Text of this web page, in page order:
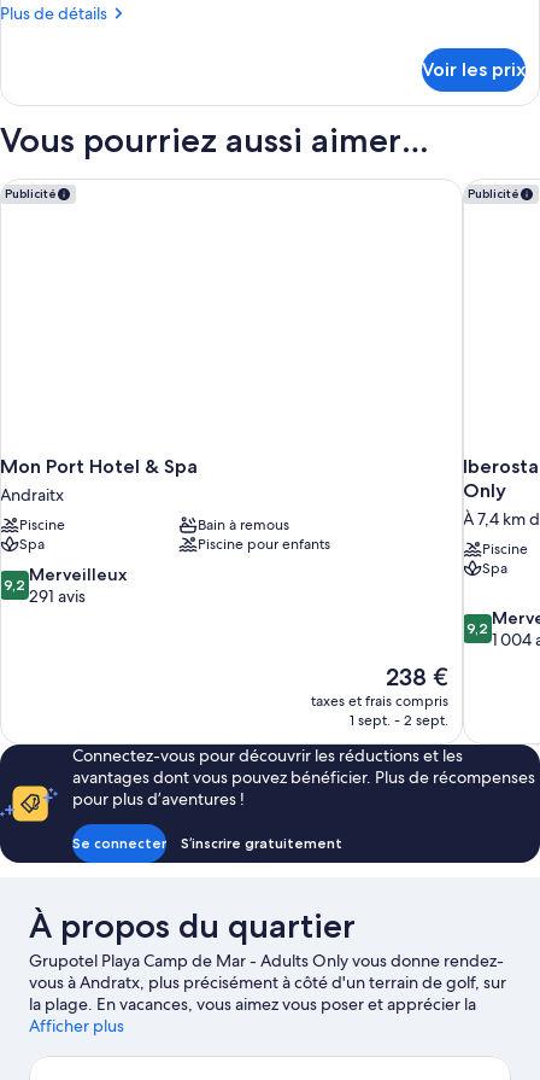
chambre :
Supérieure,
balcon
Plus de détails
Plus
le
de
Chambre
Simple
Voir les prix
Vous pourriez aussi aimer…
Publicité
Mon Port Hotel & Spa
Andraitx
Piscine
Bain à remous
Spa
Piscine pour enfants
9.2
sur
9,2 Merveilleux
291 avis
Le
nouveau
prix
de
238 €
238 €
taxes et frais compris
1 sept. - 2 sept.
Mon Port Hotel & Spa Publicité
Only
À 7,4 km
Piscine
Spa
9.2
sur
9,2
1 004
Connectez-vous pour découvrir les réductions et les
avantages dont vous pouvez bénéficier. Plus de récompenses
pour plus d’aventures !
Se connecter S’inscrire gratuitement
À propos du quartier
Grupotel Playa Camp de Mar - Adults Only vous donne rendez-
vous à Andratx, plus précisément à côté d'un terrain de golf, sur
la plage. En vacances, vous aimez vous poser et apprécier la
beauté naturelle des lieux ? Les célèbres Plage de Santa Ponsa
peu d'action ? Alors, partez à la conquête des non moins
Afficher plus